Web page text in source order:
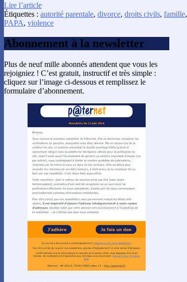
Lire l’article
Étiquettes : autorité parentale, divorce, droits civils, famille,
PAPA, violence
Abonnement à la newsletter
Plus de neuf mille abonnés attendent que vous les
rejoigniez ! C’est gratuit, instructif et très simple :
cliquez sur l’image ci-dessous et remplissez le
formulaire d’abonnement.